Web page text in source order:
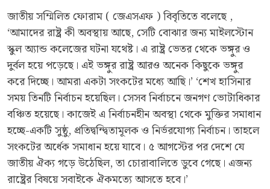
জাতীয় সম্মিলিত ফোরাম ( জেএসএফ ) বিবৃতিতে বলেছে ,
‘আমাদের রাষ্ট্র কী অবস্থায় আছে, সেটি বোঝার জন্য মাইলস্টোন
স্কুল অ্যান্ড কলেজের ঘটনা যথেষ্ট। এ রাষ্ট্র ভেতর থেকে ভঙ্গুর ও
দুর্বল হয়ে পড়েছে। এই ভঙ্গুর রাষ্ট্র আরও অনেক কিছুকে ভঙ্গুর
করে দিচ্ছে। আমরা একটা সংকটের মধ্যে আছি।’ ‘শেখ হাসিনার
সময় তিনটি নির্বাচন হয়েছিল। সেসব নির্বাচনে জনগণ ভোটাধিকার
বঞ্চিত হয়েছে। কাজেই এ নির্বাচনহীন অবস্থা থেকে মুক্তির সমাধান
হচ্ছে-একটি সুষ্ঠু, প্রতিদ্বন্দ্বিতামূলক ও নির্ভরযোগ্য নির্বাচন। তাহলে
সংকটের অর্ধেক সমাধান হয়ে যাবে। ৫ আগস্টের পর দেশে যে
জাতীয় ঐক্য গড়ে উঠেছিল, তা চোরাবালিতে ডুবে গেছে। এজন্য
রাষ্ট্রের বিষয়ে সবাইকে ঐকমত্যে আসতে হবে।’